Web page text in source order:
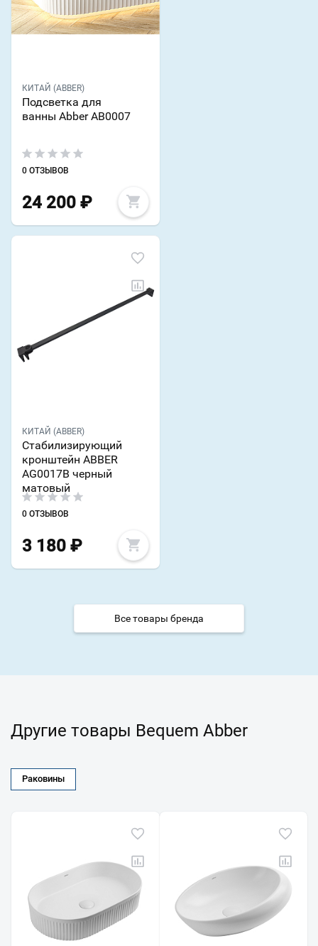
КИТАЙ (ABBER)
Подсветка для
ванны Abber AB0007
0 ОТЗЫВОВ
24 200 ₽
КИТАЙ (ABBER)
Стабилизирующий
кронштейн ABBER
AG0017B черный
матовый
0 ОТЗЫВОВ
3 180 ₽
Все товары бренда
Другие товары Bequem Abber
Раковины